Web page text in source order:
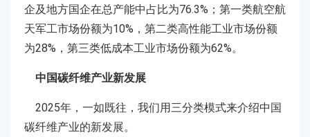
企及地方国企在总产能中占比为76.3%；第一类航空航
天军工市场份额为10%，第二类高性能工业市场份额
为28%，第三类低成本工业市场份额为62%。
中国碳纤维产业新发展
2025年，一如既往，我们用三分类模式来介绍中国
碳纤维产业的新发展。